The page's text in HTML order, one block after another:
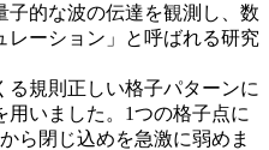
子的な波の伝達を観測し、数
ーション」と呼ばれる研究
規則正しい格子パターンに
用いました。1つの格子点に
ら閉じ込めを急激に弱めま